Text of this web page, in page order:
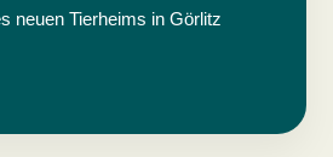
neuen Tierheims in Görlitz